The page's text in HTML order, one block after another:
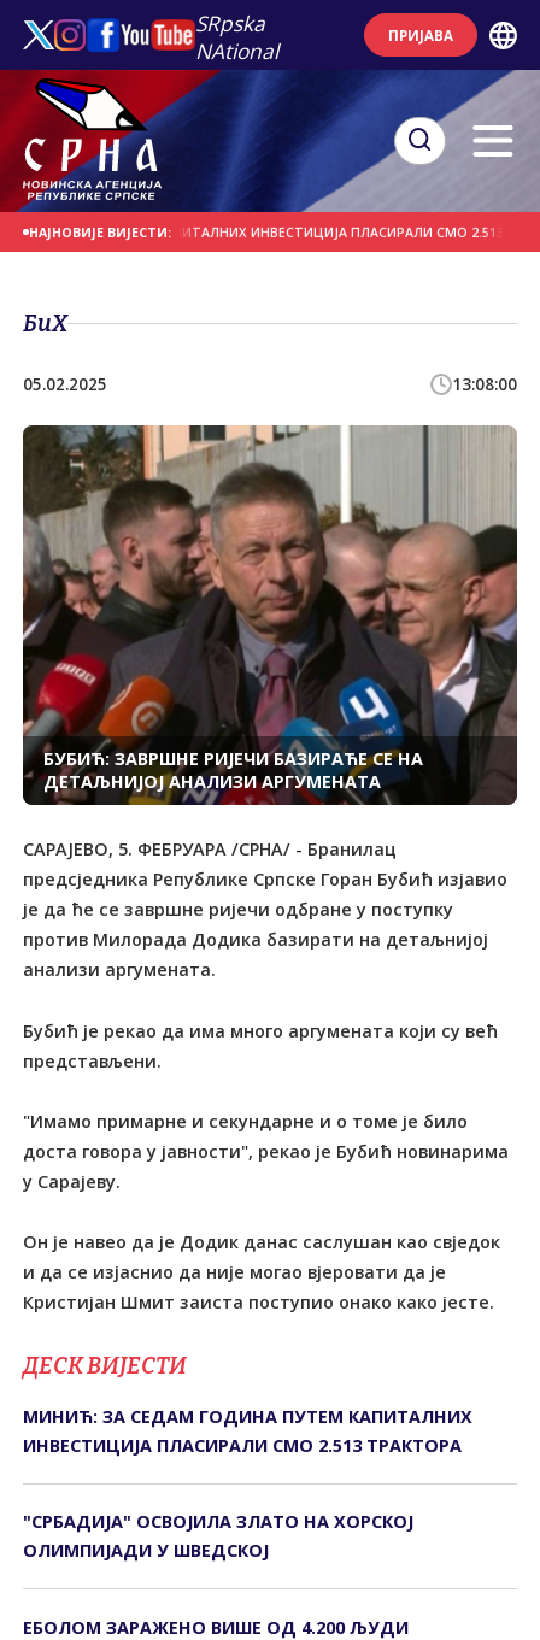
SRpska
NAtional
ПРИЈАВА
НАЈНОВИЈЕ ВИЈЕСТИ:
ПУТЕМ КАПИТАЛНИХ ИНВЕСТИЦИЈА ПЛАСИРАЛИ СМО 2.513
БиХ
05.02.2025 13:08:00
БУБИЋ: ЗАВРШНЕ РИЈЕЧИ БАЗИРАЋЕ СЕ НА
ДЕТАЉНИЈОЈ АНАЛИЗИ АРГУМЕНАТА
САРАЈЕВО, 5. ФЕБРУАРА /СРНА/ - Бранилац
предсједника Републике Српске Горан Бубић изјавио
је да ће се завршне ријечи одбране у поступку
против Милорада Додика базирати на детаљнијој
анализи аргумената.
Бубић је рекао да има много аргумената који су већ
представљени.
"Имамо примарне и секундарне и о томе је било
доста говора у јавности", рекао је Бубић новинарима
у Сарајеву.
Он је навео да је Додик данас саслушан као свједок
и да се изјаснио да није могао вјеровати да је
Кристијан Шмит заиста поступио онако како јесте.
ДЕСК ВИЈЕСТИ
МИНИЋ: ЗА СЕДАМ ГОДИНА ПУТЕМ КАПИТАЛНИХ
ИНВЕСТИЦИЈА ПЛАСИРАЛИ СМО 2.513 ТРАКТОРА
"СРБАДИЈА" ОСВОЈИЛА ЗЛАТО НА ХОРСКОЈ
ОЛИМПИЈАДИ У ШВЕДСКОЈ
ЕБОЛОМ ЗАРАЖЕНО ВИШЕ ОД 4.200 ЉУДИ